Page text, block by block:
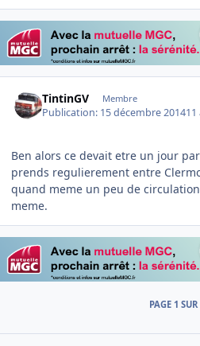
TintinGV Membre
Publication: 15 décembre 201411
Ben alors ce devait etre un jour
prends regulierement entre
quand meme un peu de
meme.
PAGE 1 SUR